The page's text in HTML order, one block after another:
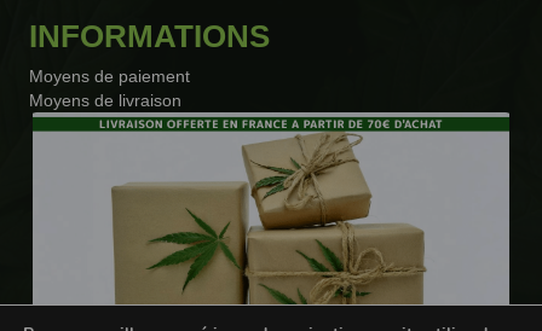
INFORMATIONS
Moyens de paiement
Moyens de livraison